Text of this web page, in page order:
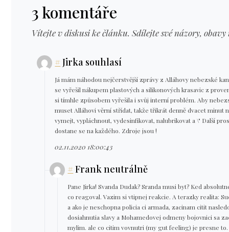
3 komentáře
Vítejte v diskusi ke článku. Sdílejte své názory,
#Jirka souhlasí
Já mám náhodou nejčerstvější zprávy z Alláhovy nebezské
se vyřešil nákupem plastových a silikonových krasavic z
si tímhle způsobem vyřešila i svůj interní problém. Aby
muset Alláhovi věrní střídat, takže třikrát denně dvacet minut
vymejt, vypláchnout, vydesinfikovat, nalubrikovat a \" Další
dostane se na každého. Zdroje jsou !
02.11.2020 18:00:43
#Frank neutrálně
Pane Jirka! Svanda Dudak? Sranda musi byt? Ked
co reagoval. Vazim si vtipnej reakcie. A terazky realita:
a ako je neschopna policia ci armada, zacinam citit
dosiahnutia slavy a Mohamedovej odmeny bojovnici sa
mylim. ale co citim vovnutri (my gut feeling) je presne